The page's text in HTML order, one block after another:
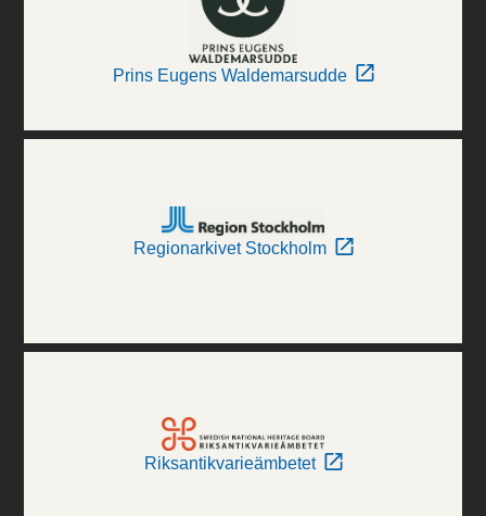
Prins Eugens Waldemarsudde
Regionarkivet Stockholm
Riksantikvarieämbetet